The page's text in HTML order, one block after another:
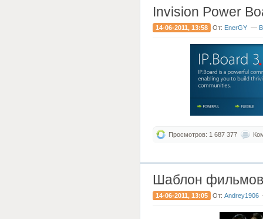
Invision Power
14-06-2011, 13:58 От: EnerGY —
Просмотров: 1 687 377
Шаблон
14-06-2011, 13:05 От: Andrey1906